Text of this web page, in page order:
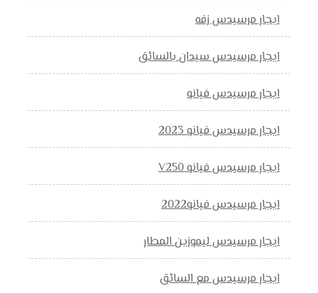
ايجار مرسيدس زفه
ايجار مرسيدس سيدان بالسائق
ايجار مرسيدس فيانو
ايجار مرسيدس فيانو 2023
ايجار مرسيدس فيانو V250
ايجار مرسيدس فيانو2022
ايجار مرسيدس ليموزين المطار
ايجار مرسيدس مع السائق